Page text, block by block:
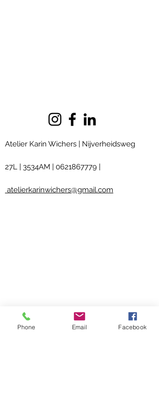
Atelier Karin Wichers | Nijverheidsweg
27L | 3534AM | 0621867779 |
atelierkarinwichers@gmail.com
Phone Email Facebook